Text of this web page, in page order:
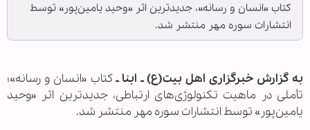
کتاب «انسان و رسانه»، جدیدترین اثر «وحید یامین‌پور» توسط
انتشارات سوره مهر منتشر شد.
به گزارش خبرگزاری اهل بیت(ع) ـ ابنا ـکتاب «انسان و رسانه»؛
تأملی در ماهیت تکنولوژی‌های ارتباطی، جدیدترین اثر «وحید
یامین‌پور» توسط انتشارات سوره مهر منتشر شد.